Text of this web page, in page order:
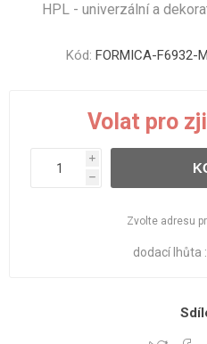
HPL - univerzální a
Kód: FORMICA-F6932-
Volat pro
i
h
Zvolte adresu
dodací lhůta :